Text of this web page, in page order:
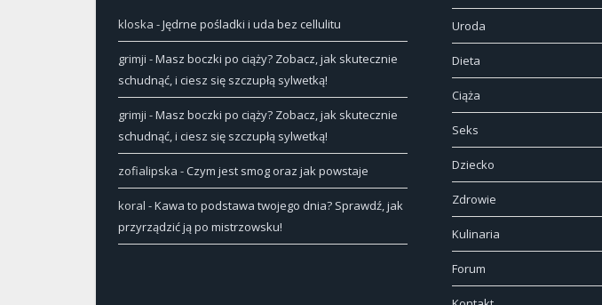
kloska -Jędrne pośladki i uda bez cellulitu
grimji -Masz boczki po ciąży? Zobacz, jak skutecznie
schudnąć, i ciesz się szczupłą sylwetką!
grimji -Masz boczki po ciąży? Zobacz, jak skutecznie
schudnąć, i ciesz się szczupłą sylwetką!
zofialipska -Czym jest smog oraz jak powstaje
koral -Kawa to podstawa twojego dnia? Sprawdź, jak
przyrządzić ją po mistrzowsku!
Uroda
Dieta
Ciąża
Seks
Dziecko
Zdrowie
Kulinaria
Forum